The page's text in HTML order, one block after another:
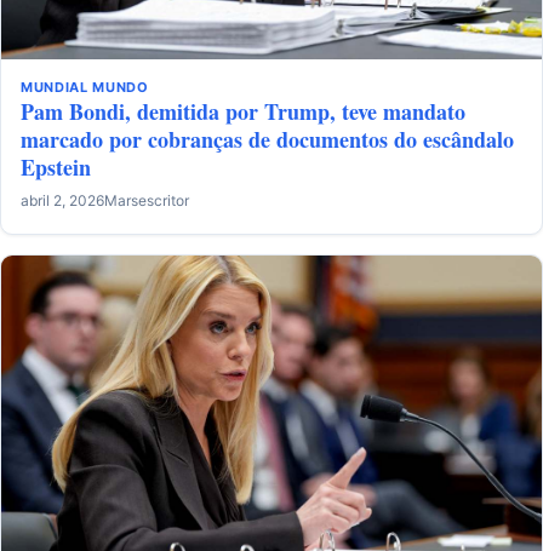
MUNDIAL MUNDO
Pam Bondi, demitida por Trump, teve mandato
marcado por cobranças de documentos do escândalo
Epstein
abril 2, 2026Marsescritor